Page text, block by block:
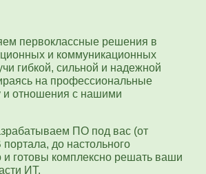
первоклассные решения в
и коммуникационных
гибкой, сильной и надежной
на профессиональные
и отношения с нашими
ПО под вас (от
до настольного
и готовы комплексно решать ваши
ИТ.